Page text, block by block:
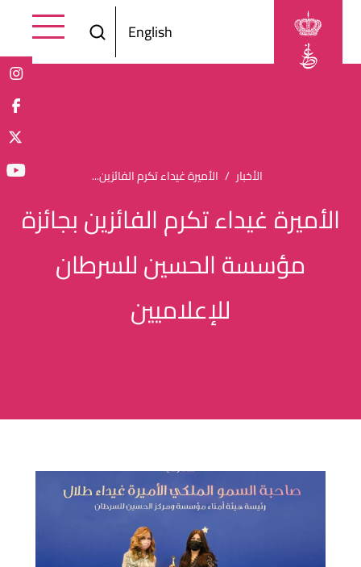
Skip to main content
English
Breadcrumb
الأخبار الأميرة غيداء تكرم الفائزين...
الأميرة غيداء تكرم الفائزين بجائزة
مؤسسة الحسين للسرطان
للإعلاميين